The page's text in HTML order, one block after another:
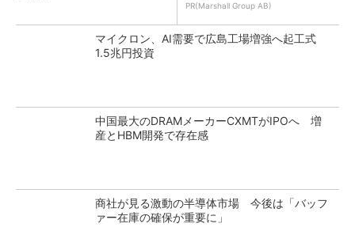
PR(Marshall Group AB)
マイクロン、AI需要で広島工場増強へ起工式
1.5兆円投資
中国最大のDRAMメーカーCXMTがIPOへ 増
産とHBM開発で存在感
商社が見る激動の半導体市場 今後は「バッフ
ァー在庫の確保が重要に」